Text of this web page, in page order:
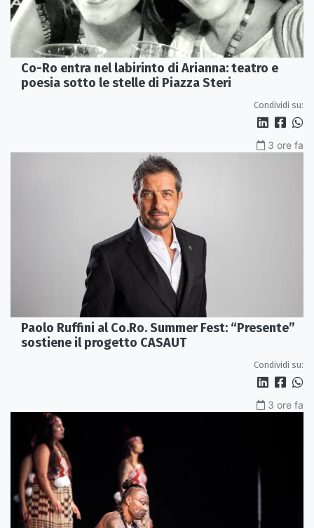
Co-Ro entra nel labirinto di Arianna: teatro e
poesia sotto le stelle di Piazza Steri
Condividi su:
3 ore fa
Paolo Ruffini al Co.Ro. Summer Fest: “Presente”
sostiene il progetto CASAUT
Condividi su:
3 ore fa